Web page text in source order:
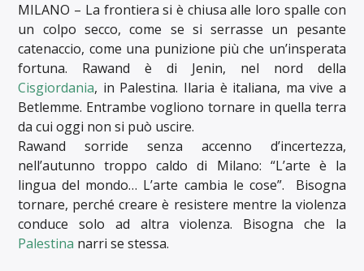
MILANO – La frontiera si è chiusa alle loro spalle con
un colpo secco, come se si serrasse un pesante
catenaccio, come una punizione più che un’insperata
fortuna. Rawand è di Jenin, nel nord della
Cisgiordania, in Palestina. Ilaria è italiana, ma vive a
Betlemme. Entrambe vogliono tornare in quella terra
da cui oggi non si può uscire.
Rawand sorride senza accenno d’incertezza,
nell’autunno troppo caldo di Milano: “L’arte è la
lingua del mondo… L’arte cambia le cose”. Bisogna
tornare, perché creare è resistere mentre la violenza
conduce solo ad altra violenza. Bisogna che la
Palestina narri se stessa.